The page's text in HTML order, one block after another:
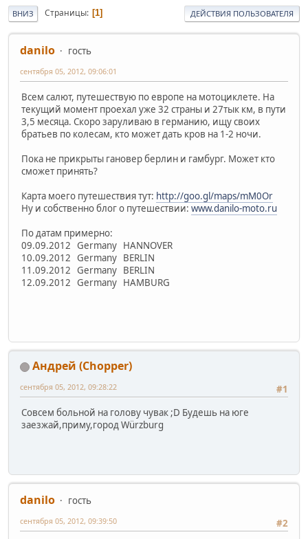
ВНИЗ Страницы 1 ДЕЙСТВИЯ ПОЛЬЗОВАТЕЛЯ
danilo гость
сентября 05, 2012, 09:06:01
Всем салют, путешествую по европе на мотоциклете. На
текущий момент проехал уже 32 страны и 27тык км, в пути
3,5 месяца. Скоро заруливаю в германию, ищу своих
братьев по колесам, кто может дать кров на 1-2 ночи.
Пока не прикрыты гановер берлин и гамбург. Может кто
сможет принять?
Карта моего путешествия тут: http://goo.gl/maps/mM0Or
Ну и собственно блог о путешествии: www.danilo-moto.ru
По датам примерно:
09.09.2012 Germany HANNOVER
10.09.2012 Germany BERLIN
11.09.2012 Germany BERLIN
12.09.2012 Germany HAMBURG
Андрей (Сhopper)
#1
сентября 05, 2012, 09:28:22
Совсем больной на голову чувак ;D Будешь на юге
заезжай,приму,город Würzburg
danilo
гость
#2
сентября 05, 2012, 09:39:50